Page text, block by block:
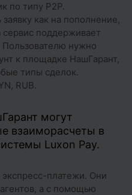
по типу P2P.
как на пополнение,
сервис поддерживает
нужно
к площадке НашГарант,
типы сделок.
RUB.
могут
взаиморасчеты в
Luxon Pay.
платежи. Они
а с помощью